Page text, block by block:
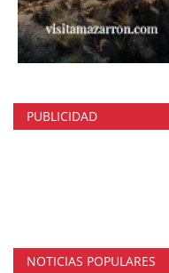
PUBLICIDAD
NOTICIAS POPULARES